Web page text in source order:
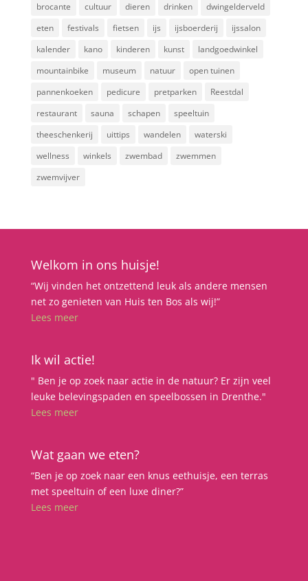
brocante
cultuur dieren drinken
dwingelderveld
eten
festivals fietsen ijs ijsboerderij
ijssalon
kalender
kano kinderen kunst
landgoedwinkel
mountainbike
museum natuur
open tuinen
pannenkoeken
pedicure pretparken
Reestdal
restaurant
sauna schapen
speeltuin
theeschenkerij
uittips wandelen
waterski
wellness
winkels zwembad
zwemmen
zwemvijver
Welkom in ons huisje!
“Wij vinden het ontzettend leuk als andere mensen
net zo genieten van Huis ten Bos als wij!”
Lees meer
Ik wil actie!
" Ben je op zoek naar actie in de natuur? Er zijn veel
leuke belevingspaden en speelbossen in Drenthe."
Lees meer
Wat gaan we eten?
“Ben je op zoek naar een knus eethuisje, een terras
met speeltuin of een luxe diner?”
Lees meer